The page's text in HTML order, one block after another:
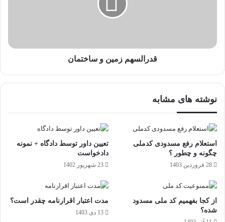
قدرالسهم زمین و ساختمان
نوشته های مشابه
استعلام رفع مسدودی کدملی
چگونه و چطور ؟
28 فروردین 1403
تعیین داور توسط دادگاه + نمونه
دادخواست
23 شهریور 1402
از کجا بفهمیم کد ملی مسدود
شده؟
مدت اعتبار اقرارنامه چقدر است؟
13 دی 1403